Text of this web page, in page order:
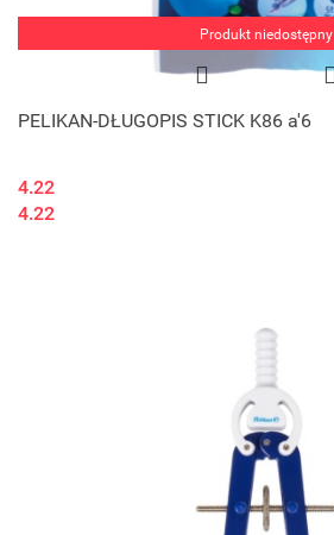
Produkt niedostępny
PELIKAN-DŁUGOPIS STICK K86 a'6
4.22
4.22